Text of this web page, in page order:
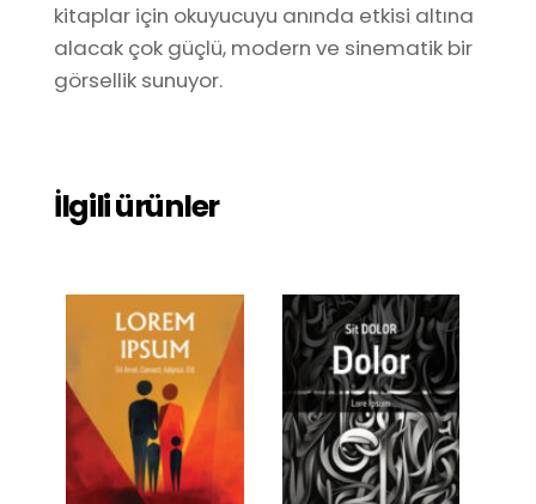
kitaplar için okuyucuyu anında etkisi altına
alacak çok güçlü, modern ve sinematik bir
görsellik sunuyor.
İlgili ürünler